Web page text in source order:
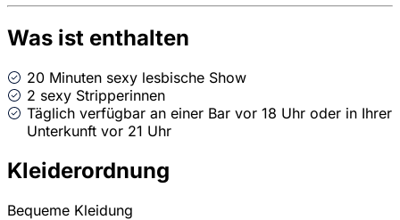
Was ist enthalten
20 Minuten sexy lesbische Show
2 sexy Stripperinnen
Täglich verfügbar an einer Bar vor 18 Uhr oder in Ihrer
Unterkunft vor 21 Uhr
Kleiderordnung
Bequeme Kleidung